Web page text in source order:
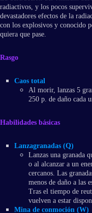
radiactivos, y los pocos
devastadores efectos de la
con los explosivos y conocido
quiera que pase.
Rasgo
Caos total
Al morir, lanzas 5
250 p. de daño cada
Habilidades básicas
Lanzagranadas (Q)
Lanzas una granada
o al alcanzar a un
cercanos. Las
menos de daño a las
Tras el tiempo de
vuelven a estar
Mina de conmoción (W)